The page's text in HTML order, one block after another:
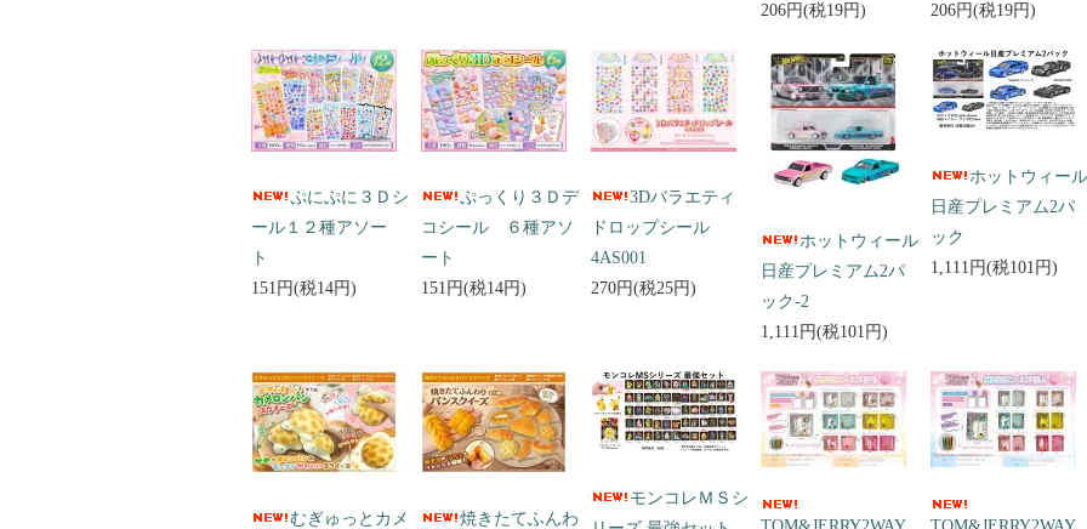
206円(税19円)
206円(税19円)
ぷにぷに３Ｄシ
ール１２種アソー
ト
151円(税14円)
ぷっくり３Ｄデ
コシール ６種アソ
ート
151円(税14円)
3Dバラエティ
ドロップシール
4AS001
270円(税25円)
ホットウィール
日産プレミアム2パ
ック-2
1,111円(税101円)
ホットウィール
日産プレミアム2パ
ック
1,111円(税101円)
むぎゅっとカメ 焼きたてふんわ
モンコレＭＳシ